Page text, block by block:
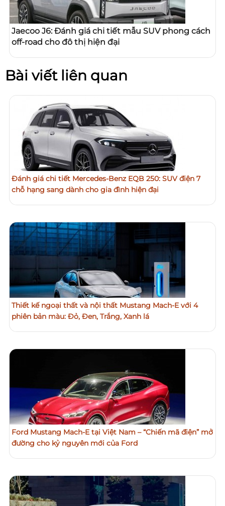
Jaecoo J6: Đánh giá chi tiết mẫu SUV phong cách
off-road cho đô thị hiện đại
Bài viết liên quan
Đánh giá chi tiết Mercedes-Benz EQB 250: SUV điện 7
chỗ hạng sang dành cho gia đình hiện đại
Thiết kế ngoại thất và nội thất Mustang Mach-E với 4
phiên bản màu: Đỏ, Đen, Trắng, Xanh lá
Ford Mustang Mach-E tại Việt Nam – “Chiến mã điện” mở
đường cho kỷ nguyên mới của Ford